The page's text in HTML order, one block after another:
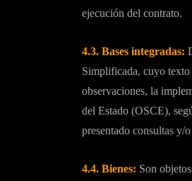
ejecución del contrato.
4.3. Bases integradas:
Simplificada, cuyo texto
observaciones, la
del Estado (OSCE),
presentado consultas y/
4.4. Bienes: Son